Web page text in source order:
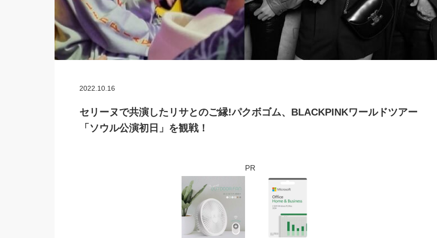
2022.10.16
セリーヌで共演したリサとのご縁!パクボゴム、BLACKPINKワールドツアー
「ソウル公演初日」を観戦！
PR